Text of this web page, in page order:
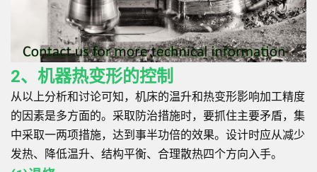
2、机器热变形的控制
从以上分析和讨论可知，机床的温升和热变形影响加工精度
的因素是多方面的。采取防治措施时，要抓住主要矛盾，集
中采取一两项措施，达到事半功倍的效果。设计时应从减少
发热、降低温升、结构平衡、合理散热四个方向入手。